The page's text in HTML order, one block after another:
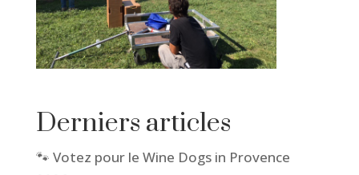
Derniers articles
🐾 Votez pour le Wine Dogs in Provence